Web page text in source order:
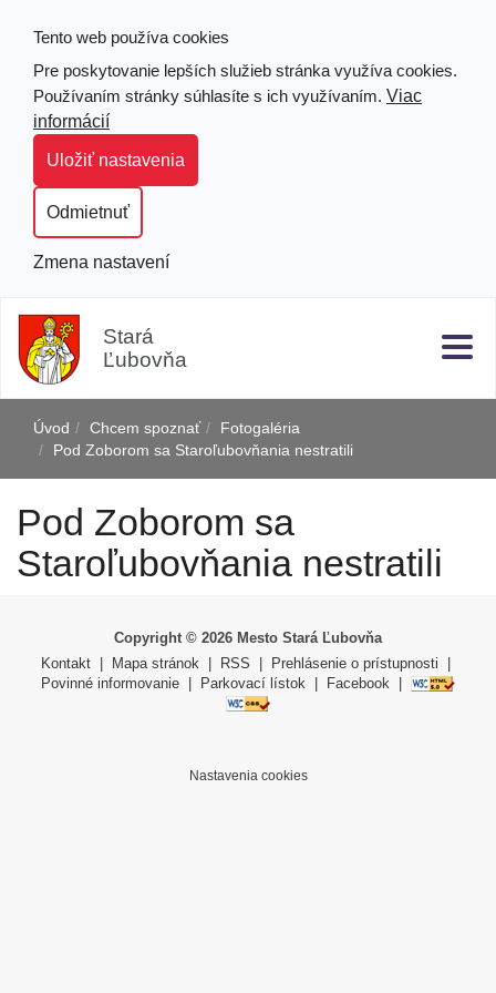
Tento web používa cookies
Pre poskytovanie lepších služieb stránka využíva cookies.
Používaním stránky súhlasíte s ich využívaním. Viac
informácií
Uložiť nastavenia
Odmietnuť
Zmena nastavení
obsahu
Stará
Ľubovňa
Úvod Chcem spoznať
Fotogaléria
Pod Zoborom sa Staroľubovňania nestratili
Pod Zoborom sa
Staroľubovňania nestratili
Copyright © 2026 Mesto Stará Ľubovňa
Kontakt
Mapa stránok RSS Prehlásenie o prístupnosti
Povinné informovanie
Parkovací lístok Facebook
Nastavenia cookies